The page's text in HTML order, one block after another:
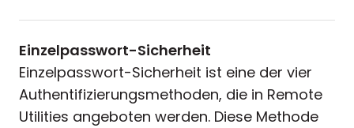
Einzelpasswort-Sicherheit
Einzelpasswort-Sicherheit ist eine der vier
Authentifizierungsmethoden, die in Remote
Utilities angeboten werden. Diese Methode